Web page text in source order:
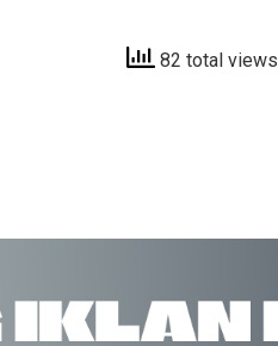
82 total views